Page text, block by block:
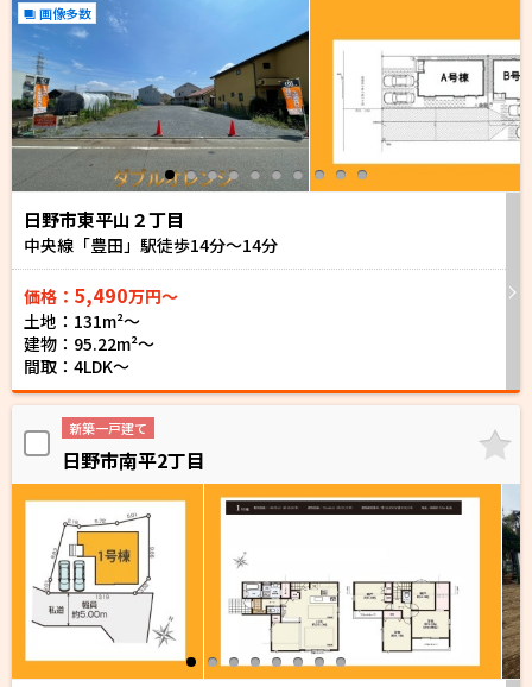
画像多数
日野市東平山２丁目
中央線「豊田」駅徒歩14分～14分
価格： 5,490万円～
土地：131m²〜
建物：95.22m²〜
間取：4LDK～
新築一戸建て
日野市南平2丁目